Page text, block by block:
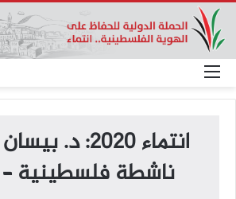
انتماء 2020:
ناشطة فلسطينية –